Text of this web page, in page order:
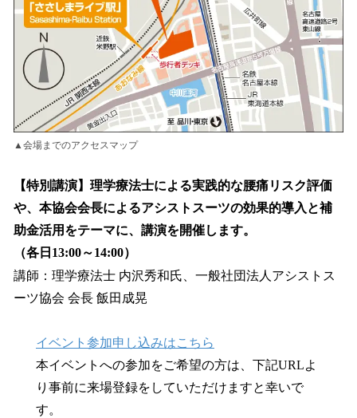
▲会場までのアクセスマップ
【特別講演】理学療法士による実践的な腰痛リスク評価
や、本協会会長によるアシストスーツの効果的導入と補
助金活用をテーマに、講演を開催します。
（各日13:00～14:00）
講師：理学療法士 内沢秀和氏、一般社団法人アシストス
ーツ協会 会長 飯田成晃
イベント参加申し込みはこちら
本イベントへの参加をご希望の方は、下記URLよ
り事前に来場登録をしていただけますと幸いで
す。